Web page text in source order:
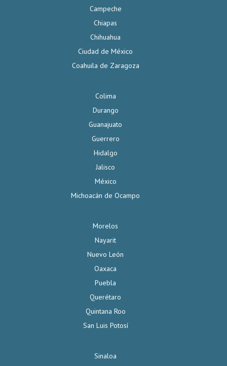
Campeche
Chiapas
Chihuahua
Ciudad de México
Coahuila de Zaragoza
Colima
Durango
Guanajuato
Guerrero
Hidalgo
Jalisco
México
Michoacán de Ocampo
Morelos
Nayarit
Nuevo León
Oaxaca
Puebla
Querétaro
Quintana Roo
San Luis Potosí
Sinaloa